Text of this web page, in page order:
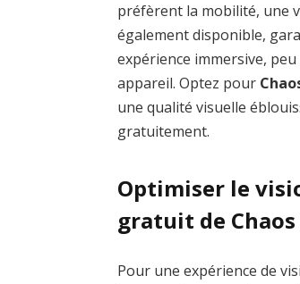
préfèrent la mobilité, une
également disponible,
expérience immersive,
appareil. Optez pour
une qualité visuelle
gratuitement.
Optimiser le
gratuit de Chaos
Pour une expérience de